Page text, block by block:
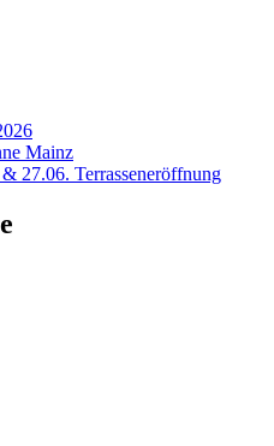
Mainz
27.06. Terrasseneröffnung